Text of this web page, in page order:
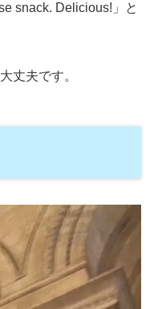
snack. Delicious!」と
丈夫です。